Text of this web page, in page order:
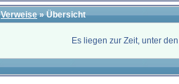
Verweise» Übersicht
Es liegen zur Zeit, unter